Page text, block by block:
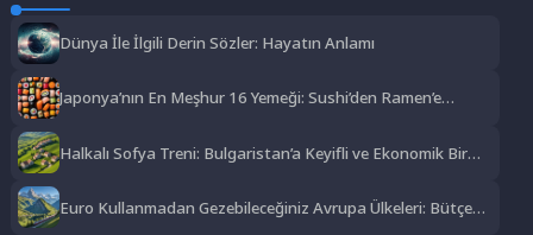
Dünya İle İlgili Derin Sözler: Hayatın Anlamı
Japonya’nın En Meşhur 16 Yemeği: Sushi’den Ramen’e
Halkalı Sofya Treni: Bulgaristan’a Keyifli ve Ekonomik Bir
Euro Kullanmadan Gezebileceğiniz Avrupa Ülkeleri: Bütçe